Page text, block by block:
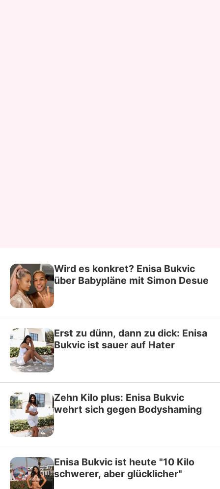
Wird es konkret? Enisa Bukvic
über Babypläne mit Simon Desue
Erst zu dünn, dann zu dick: Enisa
Bukvic ist sauer auf Hater
Zehn Kilo plus: Enisa Bukvic
wehrt sich gegen Bodyshaming
Enisa Bukvic ist heute "10 Kilo
schwerer, aber glücklicher"